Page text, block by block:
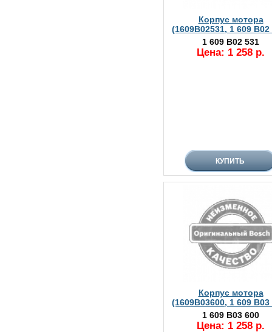
Корпус мотора
(1609B02531, 1 609 B02
1 609 B02 531
Цена: 1 258 р.
Корпус мотора
(1609B03600, 1 609 B03
1 609 B03 600
Цена: 1 258 р.